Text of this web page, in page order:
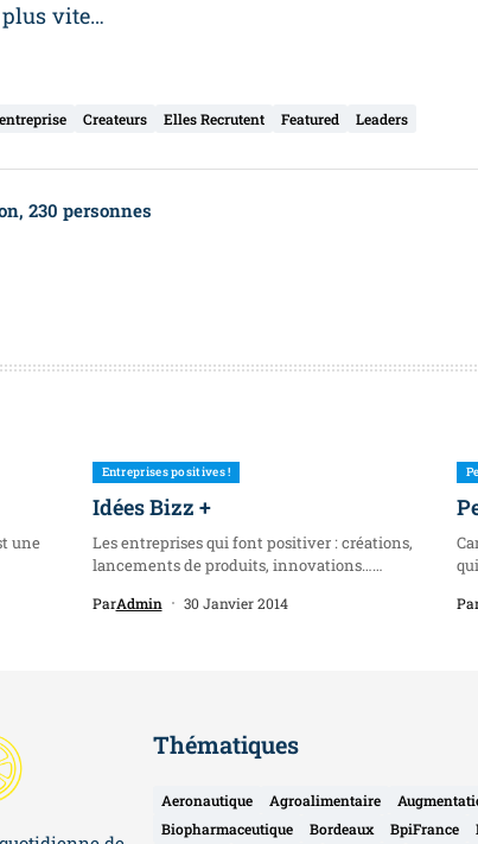
vite…
Createurs Elles Recrutent Featured Leaders
230 personnes
une
Entreprises positives !
Idées Bizz +
Les entreprises qui font positiver : créations,
lancements de produits, innovations…
ParAdmin 30 Janvier 2014
Thématiques
Aeronautique Agroalimentaire
Biopharmaceutique
Bordeaux BpiFrance